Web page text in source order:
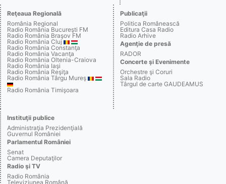
Reţeaua Regională
România Regional
Radio România Bucureşti FM
Radio România Braşov FM
Radio România Cluj
Radio România Constanţa
Radio România Vacanţa
Radio România Oltenia-Craiova
Radio România Iaşi
Radio România Reşiţa
Radio România Târgu Mureş
Radio România Timişoara
Publicaţii
Politica Românească
Editura Casa Radio
Radio Arhive
Agenţie de presă
RADOR
Concerte şi Evenimente
Orchestre şi Coruri
Sala Radio
Târgul de carte GAUDEAMUS
Instituţii publice
Administraţia Prezidenţială
Guvernul României
Parlamentul României
Senat
Camera Deputaţilor
Radio şi TV
Radio România
Televiziunea Română